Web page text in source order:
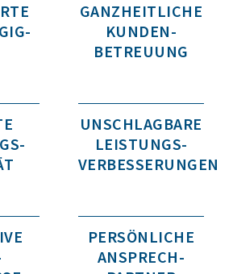
GANZHEITLICHE
KUNDEN­
BETREUUNG
UNSCHLAGBARE
LEISTUNGS­
VERBESSERUNGEN
PERSÖNLICHE
ANSPRECH­